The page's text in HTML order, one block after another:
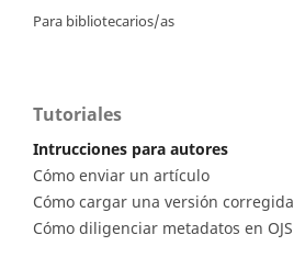
Para bibliotecarios/as
Tutoriales
Intrucciones para autores
Cómo enviar un artículo
Cómo cargar una versión corregida
Cómo diligenciar metadatos en OJS